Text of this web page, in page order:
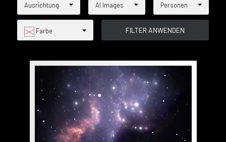
Ausrichtung AI Images Personen
Farbe